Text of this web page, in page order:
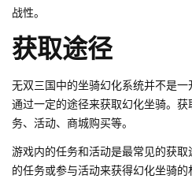
战性。
获取途径
无双三国中的坐骑幻化系统并不是
通过一定的途径来获取幻化坐骑。
务、活动、商城购买等。
游戏内的任务和活动是最常见的获
的任务或参与活动来获得幻化坐骑